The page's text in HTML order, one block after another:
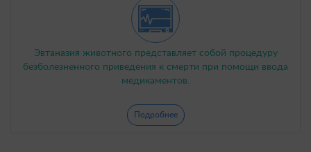
Эвтаназия животного представляет собой процедуру
безболезненного приведения к смерти при помощи ввода
медикаментов.
Подробнее